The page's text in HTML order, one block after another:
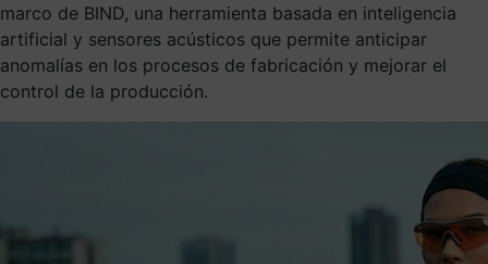
marco de BIND, una herramienta basada en inteligencia
artificial y sensores acústicos que permite anticipar
anomalías en los procesos de fabricación y mejorar el
control de la producción.